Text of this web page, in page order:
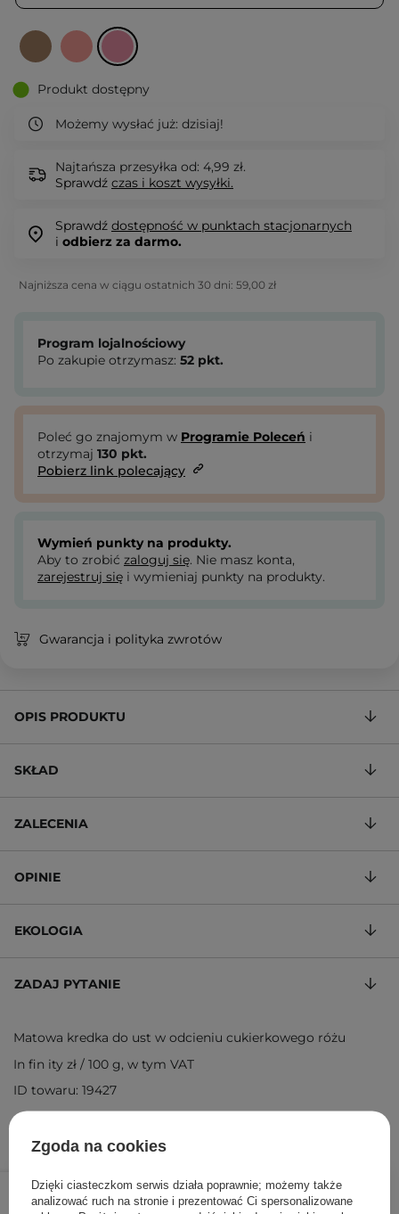
Produkt dostępny
Możemy wysłać już: dzisiaj!
Najtańsza przesyłka od: 4,99 zł.
Sprawdź czas i koszt wysyłki.
Sprawdź dostępność w punktach stacjonarnych
i odbierz za darmo.
Najniższa cena w ciągu ostatnich 30 dni: 59,00 zł
52,00 zł 59,00 zł /szt.
Program lojalnościowy
Po zakupie otrzymasz: 52 pkt.
Poleć go znajomym w Programie Poleceń i
otrzymaj 130 pkt.
Pobierz link polecający
Wymień punkty na produkty.
Aby to zrobić zaloguj się. Nie masz konta,
zarejestruj się i wymieniaj punkty na produkty.
Gwarancja i polityka zwrotów
OPIS PRODUKTU
SKŁAD
ZALECENIA
OPINIE
EKOLOGIA
ZADAJ PYTANIE
Matowa kredka do ust w odcieniu cukierkowego różu
In fin ity zł / 100 g, w tym VAT
ID towaru: 19427
Zgoda na cookies
Dzięki ciasteczkom serwis działa poprawnie; możemy także
analizować ruch na stronie i prezentować Ci spersonalizowane